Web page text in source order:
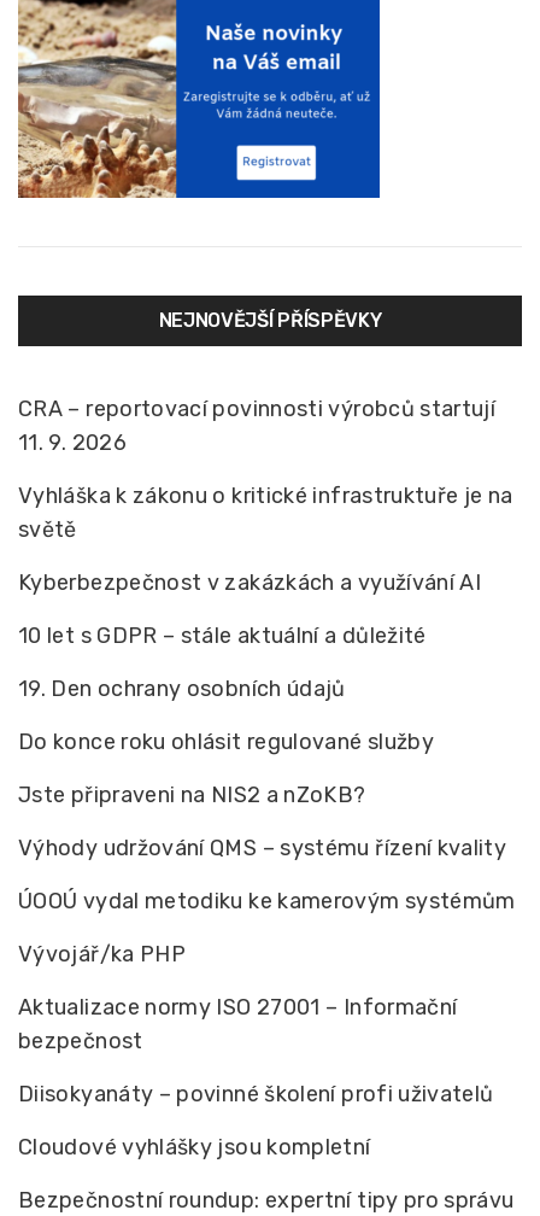
NEJNOVĚJŠÍ PŘÍSPĚVKY
CRA – reportovací povinnosti výrobců startují
11. 9. 2026
Vyhláška k zákonu o kritické infrastruktuře je na
světě
Kyberbezpečnost v zakázkách a využívání AI
10 let s GDPR – stále aktuální a důležité
19. Den ochrany osobních údajů
Do konce roku ohlásit regulované služby
Jste připraveni na NIS2 a nZoKB?
Výhody udržování QMS – systému řízení kvality
ÚOOÚ vydal metodiku ke kamerovým systémům
Vývojář/ka PHP
Aktualizace normy ISO 27001 – Informační
bezpečnost
Diisokyanáty – povinné školení profi uživatelů
Cloudové vyhlášky jsou kompletní
Bezpečnostní roundup: expertní tipy pro správu